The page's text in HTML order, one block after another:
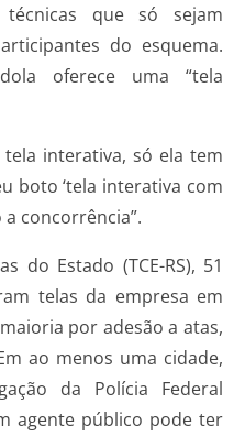
técnicas que só sejam
do esquema.
oferece uma “tela
tela interativa, só ela tem
boto ‘tela interativa com
a concorrência”.
do Estado (TCE-RS), 51
telas da empresa em
por adesão a atas,
ao menos uma cidade,
da Polícia Federal
agente público pode ter